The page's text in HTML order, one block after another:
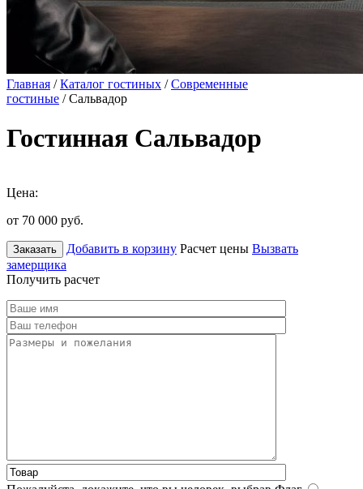
Главная /Каталог гостиных /Современные
гостиные / Сальвадор
Гостинная Сальвадор
Цена:
от 70 000 руб.
Заказать Добавить в корзину Расчет цены Вызвать
замерщика
Получить расчет